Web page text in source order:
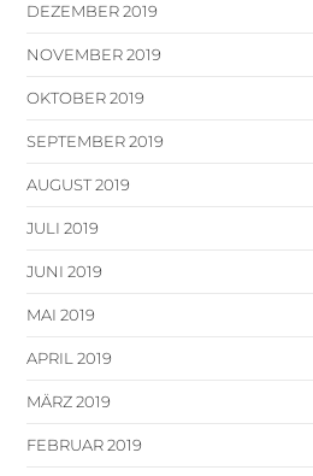
DEZEMBER 2019
NOVEMBER 2019
OKTOBER 2019
SEPTEMBER 2019
AUGUST 2019
JULI 2019
JUNI 2019
MAI 2019
APRIL 2019
MÄRZ 2019
FEBRUAR 2019